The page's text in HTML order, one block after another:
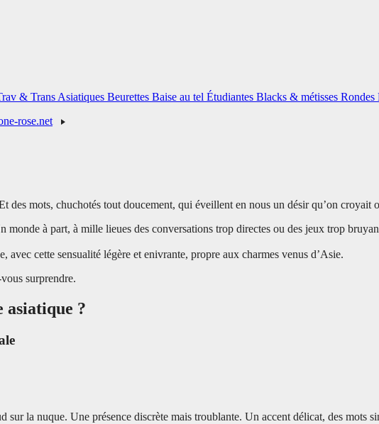
& Trans Asiatiques Beurettes Baise au tel Étudiantes Blacks & métisses Rondes
rose.net
des mots, chuchotés tout doucement, qui éveillent en nous un désir qu’on croyait
monde à part, à mille lieues des conversations trop directes ou des jeux trop
avec cette sensualité légère et enivrante, propre aux charmes venus d’Asie.
surprendre.
asiatique ?
sur la nuque. Une présence discrète mais troublante. Un accent délicat, des mots